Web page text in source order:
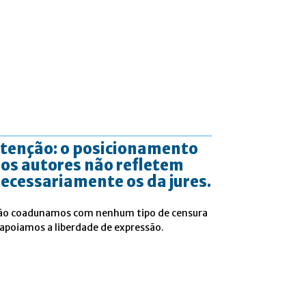
o posicionamento
autores não refletem
os da jures.
coadunamos com nenhum tipo de censura
a liberdade de expressão.